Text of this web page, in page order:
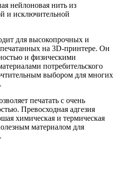
нейлоновая нить из
и исключительной
для высокопрочных и
на 3D-принтере. Он
и физическими
потребительского
выбором для многих
печатать с очень
Превосходная адгезия
химическая и термическая
материалом для